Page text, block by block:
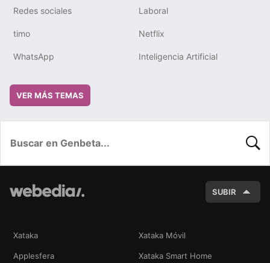
Redes sociales Laboral
timo Netflix
WhatsApp Inteligencia Artificial
VER MÁS TEMAS
SUBIR
Xataka Xataka Móvil
Applesfera Xataka Smart Home